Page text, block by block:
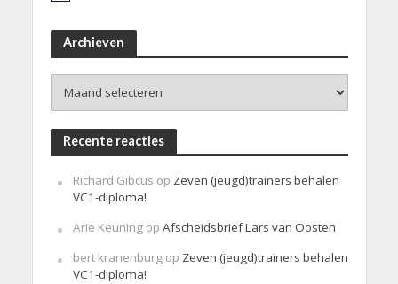
Archieven
Recente reacties
Richard Gibcus op Zeven (jeugd)trainers behalen
VC1-diploma!
Arie Keuningop Afscheidsbrief Lars van Oosten
bert kranenburgop Zeven (jeugd)trainers behalen
VC1-diploma!